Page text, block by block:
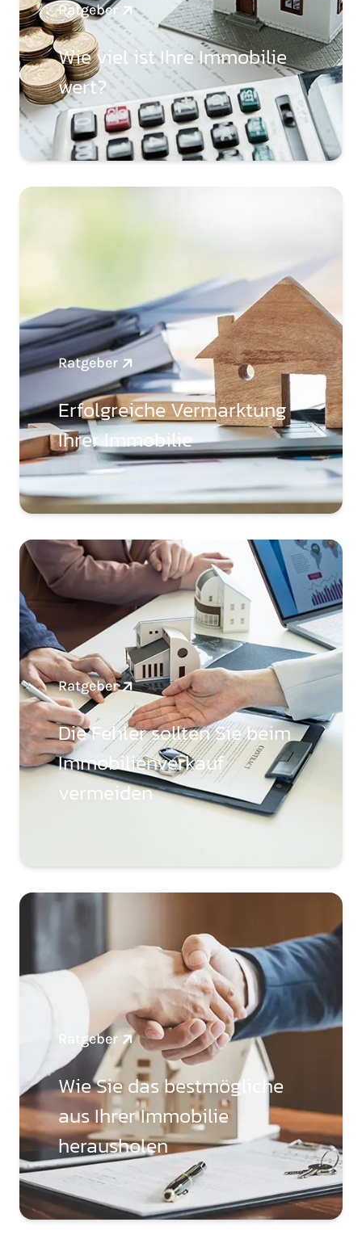
Ratgeber
Wie viel ist Ihre Immobilie
wert?
Ratgeber
Erfolgreiche Vermarktung
Ihrer Immobilie
Ratgeber
Die Fehler sollten Sie beim
Immobilienverkauf
vermeiden
Ratgeber
Wie Sie das bestmögliche
aus Ihrer Immobilie
herausholen